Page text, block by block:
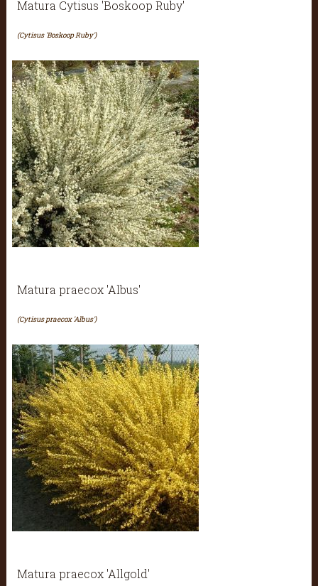
Matura Cytisus 'Boskoop Ruby'
(Cytisus 'Boskoop Ruby')
Matura praecox 'Albus'
(Cytisus praecox 'Albus')
Matura praecox 'Allgold'